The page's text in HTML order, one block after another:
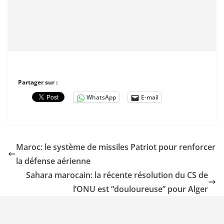
Partager sur :
WhatsApp
E-mail
Maroc: le système de missiles Patriot pour renforcer
la défense aérienne
Sahara marocain: la récente résolution du CS de
l’ONU est “douloureuse” pour Alger